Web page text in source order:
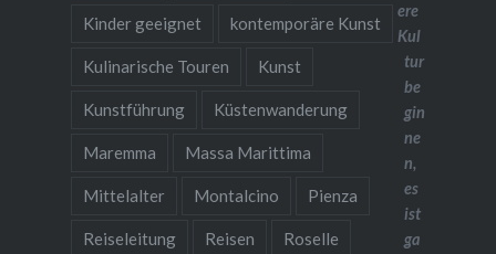
Kinder geeignet kontemporäre Kunst
Kulinarische Touren Kunst
Kunstführung Küstenwanderung
Maremma Massa Marittima
Mittelalter Montalcino Pienza
Reiseleitung Reisen Roselle
ere
Kul
tur
be
gin
ne
n,
es
ist
ga